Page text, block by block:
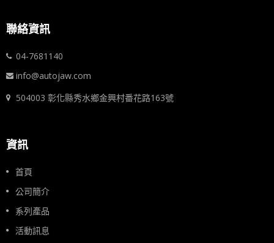
聯絡資訊
04-7681140
info@autojaw.com
504003 彰化縣秀水鄉金興村番花路163號
資訊
首頁
公司簡介
系列產品
活動訊息